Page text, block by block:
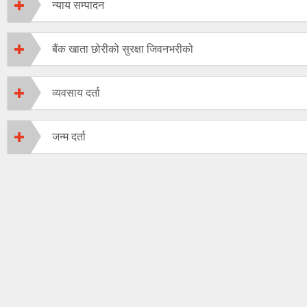
न्याय सम्पादन
बैंक खाता छोरीको सुरक्षा जिवनभरीको
व्यवसाय दर्ता
जन्म दर्ता